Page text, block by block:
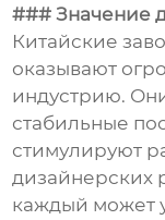
### Значение
Китайские
оказывают
индустрию.
стабильные
стимулируют
дизайнерских
каждый может